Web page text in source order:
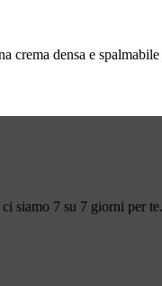
crema densa e
siamo 7 su 7 giorni per te.